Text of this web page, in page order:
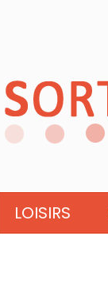
LOISIRS